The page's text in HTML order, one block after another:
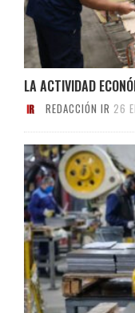
LA ACTIVIDAD
REDACCIÓN IR 26